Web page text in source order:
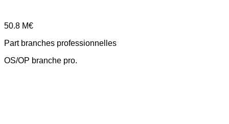
50.8 M€
Part branches professionnelles
OS/OP branche pro.